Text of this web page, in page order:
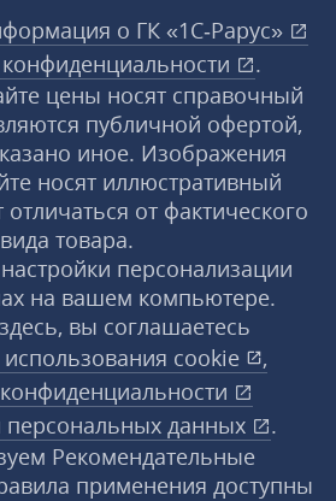
о ГК «1С‑Рарус»
.
цены носят справочный
публичной офертой,
иное. Изображения
носят иллюстративный
отличаться от фактического
вида товара.
персонализации
на вашем компьютере.
вы соглашаетесь
cookie
,
персональных данных
.
Рекомендательные
применения доступны